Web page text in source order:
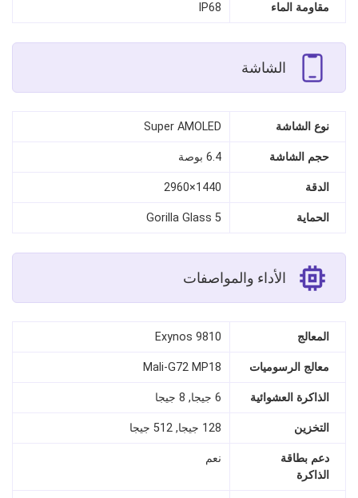
مقاومة الماء IP68
الشاشة
نوع الشاشة Super AMOLED
حجم الشاشة 6.4 بوصة
الدقة 1440×2960
الحماية Gorilla Glass 5
الأداء والمواصفات
المعالج Exynos 9810
معالج الرسوميات Mali-G72 MP18
الذاكرة العشوائية 6 جيجا, 8 جيجا
التخزين 128 جيجا, 512 جيجا
دعم بطاقة
الذاكرة
نعم